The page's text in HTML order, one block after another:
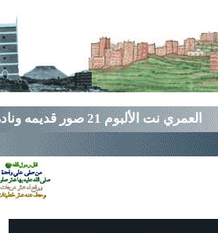
العمري نت الألبوم 21 صور قديمه ونادره لعدن منذ منتصف القرن الماضي